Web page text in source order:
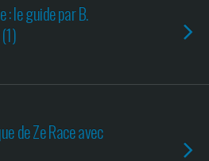
: le guide par B.
de Ze Race avec